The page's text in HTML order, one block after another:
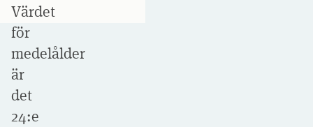
Värdet
för
medelålder
är
det
24:e